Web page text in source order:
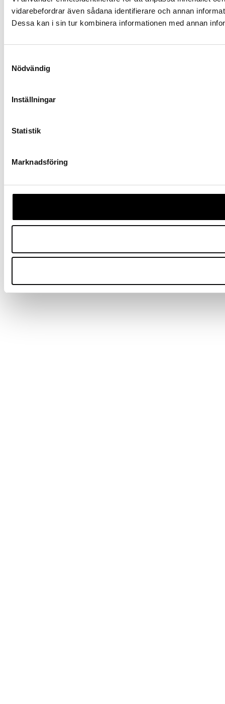
vidarebefordrar även sådana identifierare och annan
Dessa kan i sin tur kombinera informationen med annan
Nödvändig
Inställningar
Statistik
Marknadsföring